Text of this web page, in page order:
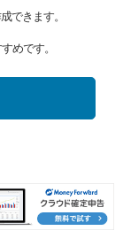
できます。
めです。